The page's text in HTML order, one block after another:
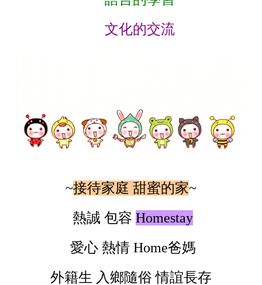
文化的交流
~接待家庭 甜蜜的家~
熱誠 包容 Homestay
愛心 熱情Home爸媽
外籍生 入鄉隨俗 情誼長存